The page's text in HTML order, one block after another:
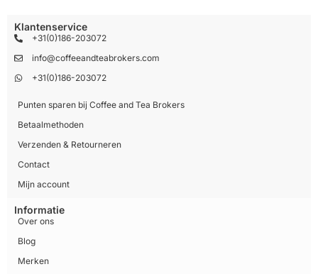
Klantenservice
+31(0)186-203072
info@coffeeandteabrokers.com
+31(0)186-203072
Punten sparen bij Coffee and Tea Brokers
Betaalmethoden
Verzenden & Retourneren
Contact
Mijn account
Informatie
Over ons
Blog
Merken